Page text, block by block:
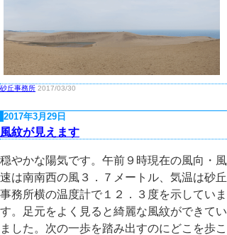
砂丘事務所 2017/03/30
2017年3月29日
風紋が見えます
穏やかな陽気です。午前９時現在の風向・風
速は南南西の風３．７メートル、気温は砂丘
事務所横の温度計で１２．３度を示していま
す。足元をよく見ると綺麗な風紋ができてい
ました。次の一歩を踏み出すのにどこを歩こ